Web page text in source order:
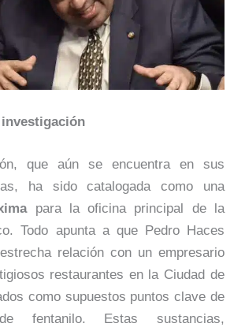
que aún se encuentra en sus
ha sido catalogada como una
para la oficina principal de la
Todo apunta a que Pedro Haces
relación con un empresario
restaurantes en la Ciudad de
como supuestos puntos clave de
fentanilo. Estas sustancias,